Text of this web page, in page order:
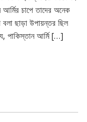
চাপে তাদের অনেক
ছাড়া উপায়ন্তর ছিল
পাকিস্তান আর্মি […]